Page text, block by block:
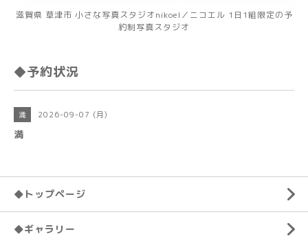
滋賀県 草津市 小さな写真スタジオnikoel／ニコエル 1日1組限定の予
約制写真スタジオ
◆予約状況
満 2026-09-07 (月)
満
◆トップページ
◆ギャラリー